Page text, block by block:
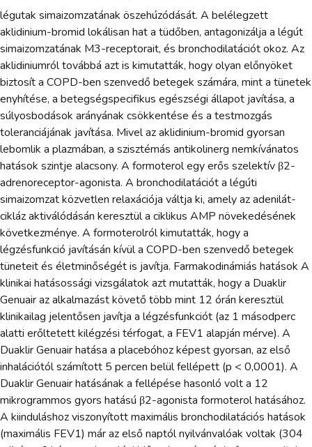
légutak simaizomzatának öszehúzódását. A belélegzett
aklidinium-bromid lokálisan hat a tüdőben, antagonizálja a légút
simaizomzatának M3-receptorait, és bronchodilatációt okoz. Az
aklidiniumról továbbá azt is kimutatták, hogy olyan előnyöket
biztosít a COPD-ben szenvedő betegek számára, mint a tünetek
enyhítése, a betegségspecifikus egészségi állapot javítása, a
súlyosbodások arányának csökkentése és a testmozgás
toleranciájának javítása. Mivel az aklidinium-bromid gyorsan
lebomlik a plazmában, a szisztémás antikolinerg nemkívánatos
hatások szintje alacsony. A formoterol egy erős szelektív β2-
adrenoreceptor-agonista. A bronchodilatációt a légúti
simaizomzat közvetlen relaxációja váltja ki, amely az adenilát-
cikláz aktiválódásán keresztül a ciklikus AMP növekedésének
következménye. A formoterolról kimutatták, hogy a
légzésfunkció javításán kívül a COPD-ben szenvedő betegek
tüneteit és életminőségét is javítja. Farmakodinámiás hatások A
klinikai hatásossági vizsgálatok azt mutatták, hogy a Duaklir
Genuair az alkalmazást követő több mint 12 órán keresztül
klinikailag jelentősen javítja a légzésfunkciót (az 1 másodperc
alatti erőltetett kilégzési térfogat, a FEV1 alapján mérve). A
Duaklir Genuair hatása a placebóhoz képest gyorsan, az első
inhalációtól számított 5 percen belül fellépett (p < 0,0001). A
Duaklir Genuair hatásának a fellépése hasonló volt a 12
mikrogrammos gyors hatású β2-agonista formoterol hatásához.
A kiinduláshoz viszonyított maximális bronchodilatációs hatások
(maximális FEV1) már az első naptól nyilvánvalóak voltak (304